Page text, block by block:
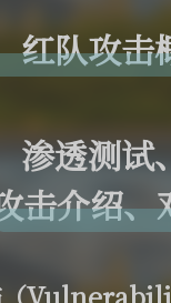
红队攻击
渗透测试
击介绍、